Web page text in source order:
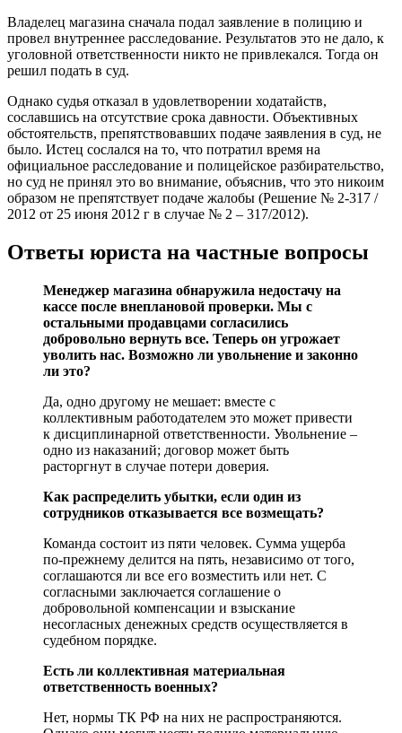
Владелец магазина сначала подал заявление в полицию и
провел внутреннее расследование. Результатов это не дало, к
уголовной ответственности никто не привлекался. Тогда он
решил подать в суд.
Однако судья отказал в удовлетворении ходатайств,
сославшись на отсутствие срока давности. Объективных
обстоятельств, препятствовавших подаче заявления в суд, не
было. Истец сослался на то, что потратил время на
официальное расследование и полицейское разбирательство,
но суд не принял это во внимание, объяснив, что это никоим
образом не препятствует подаче жалобы (Решение № 2-317 /
2012 от 25 июня 2012 г в случае № 2 – 317/2012).
Ответы юриста на частные вопросы
Менеджер магазина обнаружила недостачу на
кассе после внеплановой проверки. Мы с
остальными продавцами согласились
добровольно вернуть все. Теперь он угрожает
уволить нас. Возможно ли увольнение и законно
ли это?
Да, одно другому не мешает: вместе с
коллективным работодателем это может привести
к дисциплинарной ответственности. Увольнение –
одно из наказаний; договор может быть
расторгнут в случае потери доверия.
Как распределить убытки, если один из
сотрудников отказывается все возмещать?
Команда состоит из пяти человек. Сумма ущерба
по-прежнему делится на пять, независимо от того,
соглашаются ли все его возместить или нет. С
согласными заключается соглашение о
добровольной компенсации и взыскание
несогласных денежных средств осуществляется в
судебном порядке.
Есть ли коллективная материальная
ответственность военных?
Нет, нормы ТК РФ на них не распространяются.